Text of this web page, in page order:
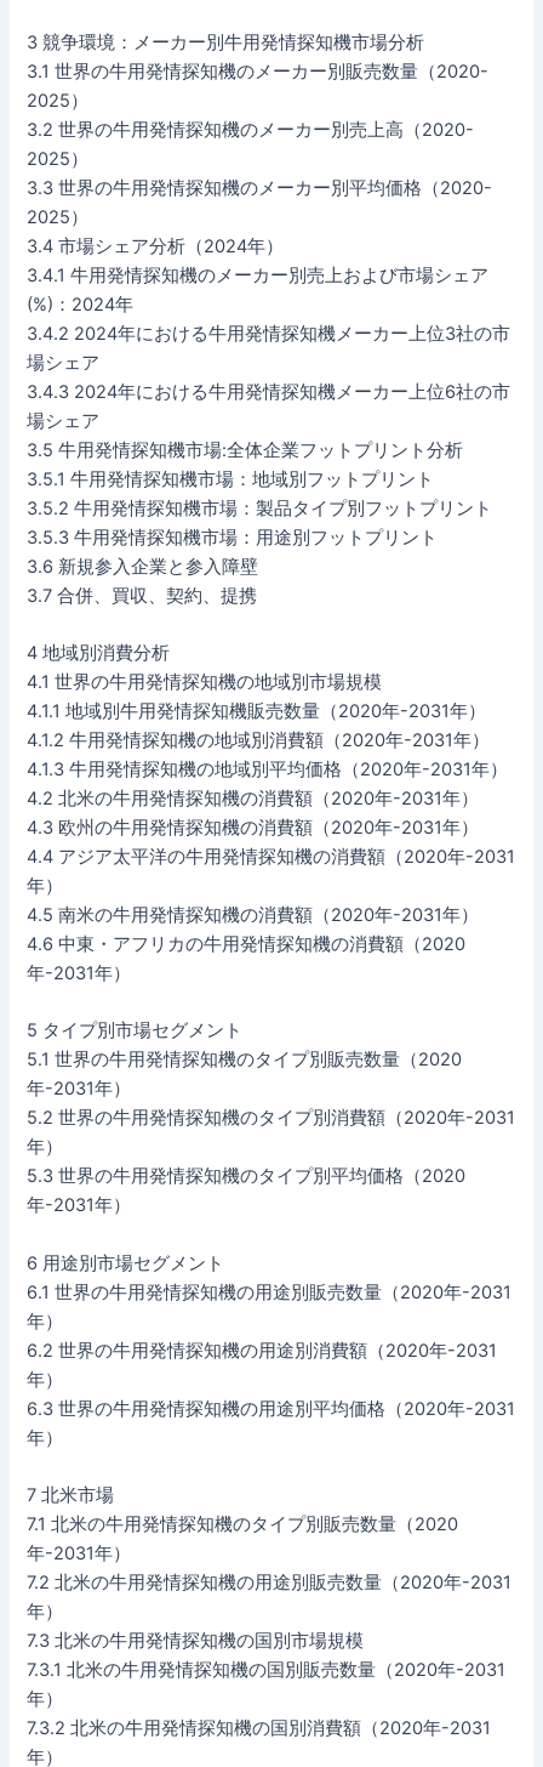
3 競争環境：メーカー別牛用発情探知機市場分析
3.1 世界の牛用発情探知機のメーカー別販売数量（2020-
2025）
3.2 世界の牛用発情探知機のメーカー別売上高（2020-
2025）
3.3 世界の牛用発情探知機のメーカー別平均価格（2020-
2025）
3.4 市場シェア分析（2024年）
3.4.1 牛用発情探知機のメーカー別売上および市場シェア
(%)：2024年
3.4.2 2024年における牛用発情探知機メーカー上位3社の市
場シェア
3.4.3 2024年における牛用発情探知機メーカー上位6社の市
場シェア
3.5 牛用発情探知機市場:全体企業フットプリント分析
3.5.1 牛用発情探知機市場：地域別フットプリント
3.5.2 牛用発情探知機市場：製品タイプ別フットプリント
3.5.3 牛用発情探知機市場：用途別フットプリント
3.6 新規参入企業と参入障壁
3.7 合併、買収、契約、提携
4 地域別消費分析
4.1 世界の牛用発情探知機の地域別市場規模
4.1.1 地域別牛用発情探知機販売数量（2020年-2031年）
4.1.2 牛用発情探知機の地域別消費額（2020年-2031年）
4.1.3 牛用発情探知機の地域別平均価格（2020年-2031年）
4.2 北米の牛用発情探知機の消費額（2020年-2031年）
4.3 欧州の牛用発情探知機の消費額（2020年-2031年）
4.4 アジア太平洋の牛用発情探知機の消費額（2020年-2031
年）
4.5 南米の牛用発情探知機の消費額（2020年-2031年）
4.6 中東・アフリカの牛用発情探知機の消費額（2020
年-2031年）
5 タイプ別市場セグメント
5.1 世界の牛用発情探知機のタイプ別販売数量（2020
年-2031年）
5.2 世界の牛用発情探知機のタイプ別消費額（2020年-2031
年）
5.3 世界の牛用発情探知機のタイプ別平均価格（2020
年-2031年）
6 用途別市場セグメント
6.1 世界の牛用発情探知機の用途別販売数量（2020年-2031
年）
6.2 世界の牛用発情探知機の用途別消費額（2020年-2031
年）
6.3 世界の牛用発情探知機の用途別平均価格（2020年-2031
年）
7 北米市場
7.1 北米の牛用発情探知機のタイプ別販売数量（2020
年-2031年）
7.2 北米の牛用発情探知機の用途別販売数量（2020年-2031
年）
7.3 北米の牛用発情探知機の国別市場規模
7.3.1 北米の牛用発情探知機の国別販売数量（2020年-2031
年）
7.3.2 北米の牛用発情探知機の国別消費額（2020年-2031
年）